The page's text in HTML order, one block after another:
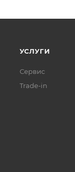
УСЛУГИ
Сервис
Trade-in